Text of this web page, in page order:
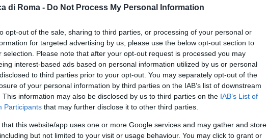
di Roma - Do Not Process My Personal Information
opt-out of the sale, sharing to third parties, or processing of your personal or
for targeted advertising by us, please use the below opt-out section to
selection. Please note that after your opt-out request is processed you may
interest-based ads based on personal information utilized by us or personal
to third parties prior to your opt-out. You may separately opt-out of the
of your personal information by third parties on the IAB’s list of downstream
This information may also be disclosed by us to third parties on the IAB’s List of
Participants that may further disclose it to other third parties.
that this website/app uses one or more Google services and may gather and store
but not limited to your visit or usage behaviour. You may click to grant or